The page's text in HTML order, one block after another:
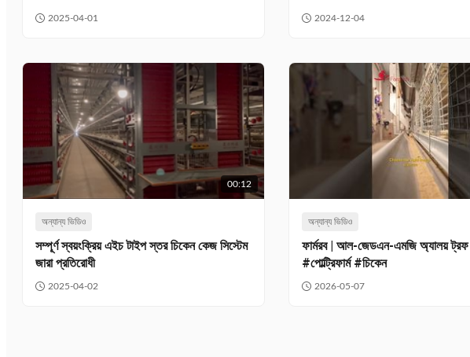
2025-04-01 2024-12-04
00:12
অন্যান্য ভিডিও
সম্পূর্ণ স্বয়ংক্রিয় এইচ টাইপ স্তর চিকেন কেজ সিস্টেম
জারা প্রতিরোধী
2025-04-02
অন্যান্য ভিডিও
ফার্মরব | আল-জেডএন-এমজি অ্যালয় ট্রফ
#পোল্ট্রিফার্ম #চিকেন
2026-05-07